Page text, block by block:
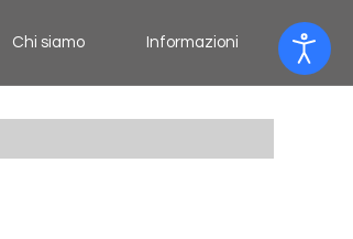
Chi siamo Informazioni